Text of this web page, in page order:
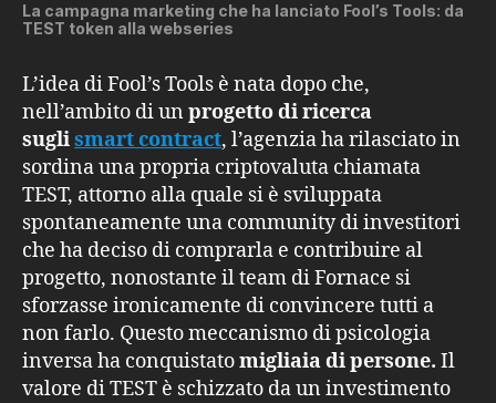
La campagna marketing che ha lanciato Fool’s Tools: da
TEST token alla webseries
L’idea di Fool’s Tools è nata dopo che,
nell’ambito di un progetto di ricerca
suglismart contract, l’agenzia ha rilasciato in
sordina una propria criptovaluta chiamata
TEST, attorno alla quale si è sviluppata
spontaneamente una community di investitori
che ha deciso di comprarla e contribuire al
progetto, nonostante il team di Fornace si
sforzasse ironicamente di convincere tutti a
non farlo. Questo meccanismo di psicologia
inversa ha conquistatomigliaia di persone. Il
valore di TEST è schizzato da un investimento